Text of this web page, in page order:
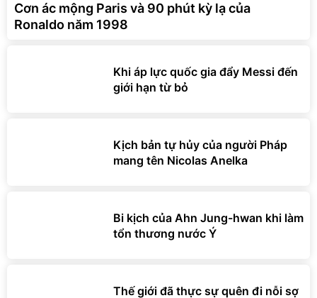
Cơn ác mộng Paris và 90 phút kỳ lạ của
Ronaldo năm 1998
Khi áp lực quốc gia đẩy Messi đến
giới hạn từ bỏ
Kịch bản tự hủy của người Pháp
mang tên Nicolas Anelka
Bi kịch của Ahn Jung-hwan khi làm
tổn thương nước Ý
Thế giới đã thực sự quên đi nỗi sợ